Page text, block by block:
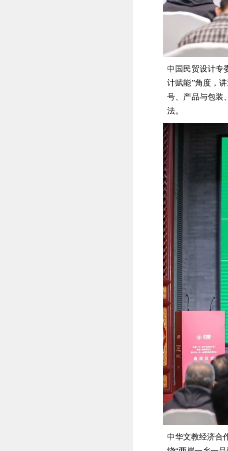
中国民贸设计专
计赋能”角度，
号、产品与包装
法。
中华文教经济合